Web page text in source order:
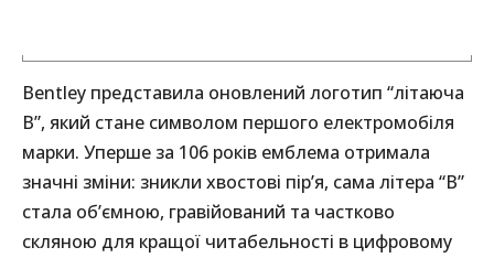
Bentley представила оновлений логотип “літаюча
B”, який стане символом першого електромобіля
марки. Уперше за 106 років емблема отримала
значні зміни: зникли хвостові пір’я, сама літера “B”
стала об’ємною, гравійований та частково
скляною для кращої читабельності в цифровому